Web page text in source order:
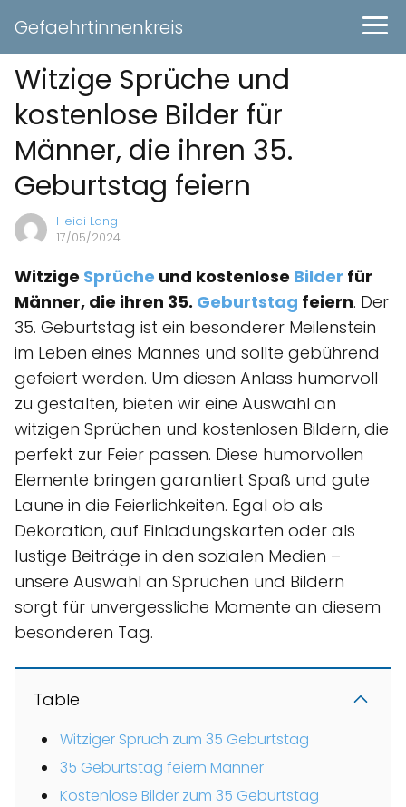
Gefaehrtinnenkreis
Witzige Sprüche und
kostenlose Bilder für
Männer, die ihren 35.
Geburtstag feiern
Heidi Lang
17/05/2024
Witzige Sprüche und kostenlose Bilder für
Männer, die ihren 35. Geburtstag feiern. Der
35. Geburtstag ist ein besonderer Meilenstein
im Leben eines Mannes und sollte gebührend
gefeiert werden. Um diesen Anlass humorvoll
zu gestalten, bieten wir eine Auswahl an
witzigen Sprüchen und kostenlosen Bildern, die
perfekt zur Feier passen. Diese humorvollen
Elemente bringen garantiert Spaß und gute
Laune in die Feierlichkeiten. Egal ob als
Dekoration, auf Einladungskarten oder als
lustige Beiträge in den sozialen Medien –
unsere Auswahl an Sprüchen und Bildern
sorgt für unvergessliche Momente an diesem
besonderen Tag.
Table
Witziger Spruch zum 35 Geburtstag
35 Geburtstag feiern Männer
Kostenlose Bilder zum 35 Geburtstag